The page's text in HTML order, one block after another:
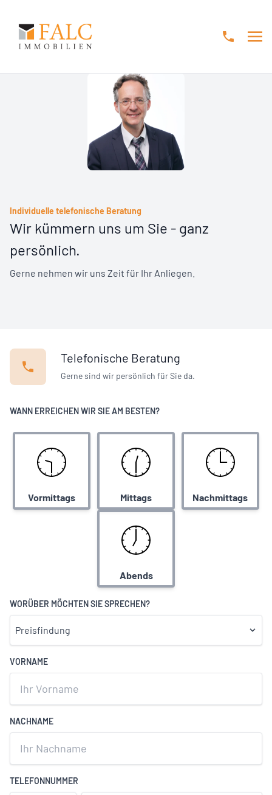
Menü
Individuelle telefonische Beratung
Wir kümmern uns um Sie - ganz
persönlich.
Gerne nehmen wir uns Zeit für Ihr Anliegen.
Telefonische Beratung
Gerne sind wir persönlich für Sie da.
WANN ERREICHEN WIR SIE AM BESTEN?
Vormittags Mittags Nachmittags
Abends
WORÜBER MÖCHTEN SIE SPRECHEN?
VORNAME
NACHNAME
TELEFONNUMMER